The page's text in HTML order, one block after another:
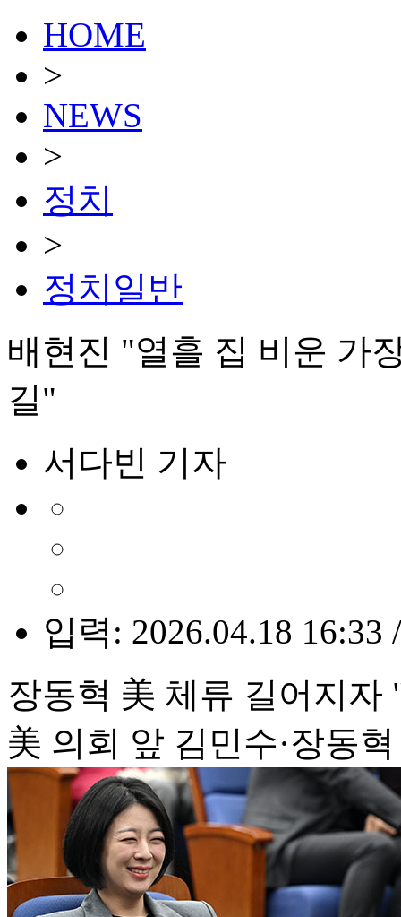
HOME
>
NEWS
>
정치
>
정치일반
배현진 "열흘 집 비운 가
길"
서다빈 기자
입력: 2026.04.18 16:33
장동혁 美 체류 길어지
美 의회 앞 김민수·장동